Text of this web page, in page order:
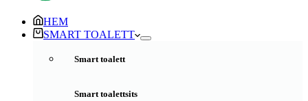
HEM
SMART TOALETT
Smart toalett
Smart toalettsits